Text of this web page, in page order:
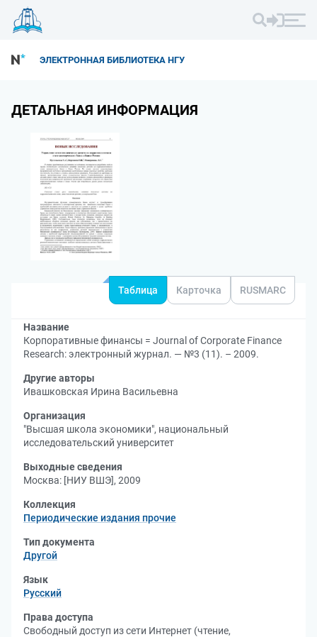
ЭЛЕКТРОННАЯ БИБЛИОТЕКА НГУ
ДЕТАЛЬНАЯ ИНФОРМАЦИЯ
Таблица Карточка RUSMARC
Название
Корпоративные финансы = Journal of Corporate Finance
Research: электронный журнал. — №3 (11). – 2009.
Другие авторы
Ивашковская Ирина Васильевна
Организация
"Высшая школа экономики", национальный
исследовательский университет
Выходные сведения
Москва: [НИУ ВШЭ], 2009
Коллекция
Периодические издания прочие
Тип документа
Другой
Язык
Русский
Права доступа
Свободный доступ из сети Интернет (чтение,